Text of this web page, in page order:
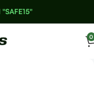
"SAFE15"
0